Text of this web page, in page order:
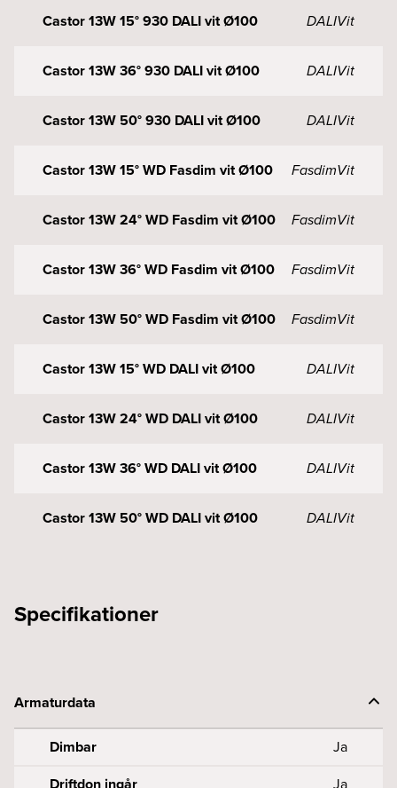
Castor 13W 15° 930 DALI vit Ø100 DALIVit
Castor 13W 36° 930 DALI vit Ø100 DALIVit
Castor 13W 50° 930 DALI vit Ø100 DALIVit
Castor 13W 15° WD Fasdim vit Ø100 FasdimVit
Castor 13W 24° WD Fasdim vit Ø100 FasdimVit
Castor 13W 36° WD Fasdim vit Ø100 FasdimVit
Castor 13W 50° WD Fasdim vit Ø100 FasdimVit
Castor 13W 15° WD DALI vit Ø100 DALIVit
Castor 13W 24° WD DALI vit Ø100 DALIVit
Castor 13W 36° WD DALI vit Ø100 DALIVit
Castor 13W 50° WD DALI vit Ø100 DALIVit
Specifikationer
Armaturdata
Dimbar
Ja